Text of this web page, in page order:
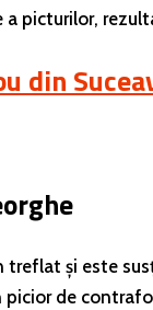
a picturilor,
treflat și este
picior de